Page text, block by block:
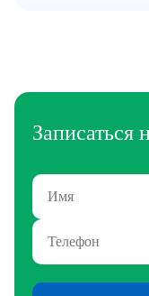
Записаться